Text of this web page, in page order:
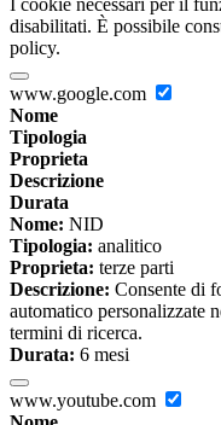
I cookie necessari per il
disabilitati. È possibile
policy.
www.google.com
Nome
Tipologia
Proprieta
Descrizione
Durata
Nome: NID
Tipologia: analitico
Proprieta: terze parti
Descrizione: Consente di
automatico personalizzate
termini di ricerca.
Durata: 6 mesi
www.youtube.com